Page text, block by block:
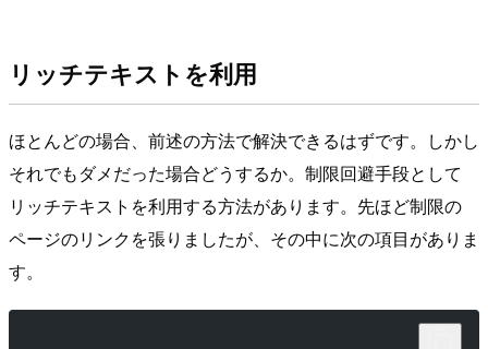
リッチテキストを利用
ほとんどの場合、前述の方法で解決できるはずです。しかし
それでもダメだった場合どうするか。制限回避手段として
リッチテキストを利用する方法があります。先ほど制限の
ページのリンクを張りましたが、その中に次の項目がありま
す。